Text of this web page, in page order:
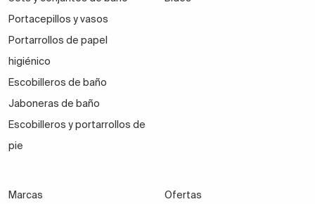
Portacepillos y vasos
Portarrollos de papel
higiénico
Escobilleros de baño
Jaboneras de baño
Escobilleros y portarrollos de
pie
Marcas
Ofertas